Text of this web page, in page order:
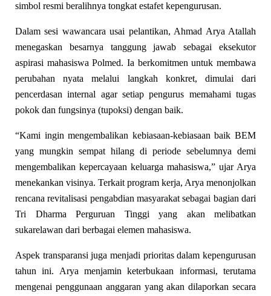
simbol resmi beralihnya tongkat estafet kepengurusan.
​Dalam sesi wawancara usai pelantikan, Ahmad Arya Atallah
menegaskan besarnya tanggung jawab sebagai eksekutor
aspirasi mahasiswa Polmed. Ia berkomitmen untuk membawa
perubahan nyata melalui langkah konkret, dimulai dari
pencerdasan internal agar setiap pengurus memahami tugas
pokok dan fungsinya (tupoksi) dengan baik.
“Kami ingin mengembalikan kebiasaan-kebiasaan baik BEM
yang mungkin sempat hilang di periode sebelumnya demi
mengembalikan kepercayaan keluarga mahasiswa,” ujar Arya
menekankan visinya. Terkait program kerja, Arya menonjolkan
rencana revitalisasi pengabdian masyarakat sebagai bagian dari
Tri Dharma Perguruan Tinggi yang akan melibatkan
sukarelawan dari berbagai elemen mahasiswa.
​Aspek transparansi juga menjadi prioritas dalam kepengurusan
tahun ini. Arya menjamin keterbukaan informasi, terutama
mengenai penggunaan anggaran yang akan dilaporkan secara